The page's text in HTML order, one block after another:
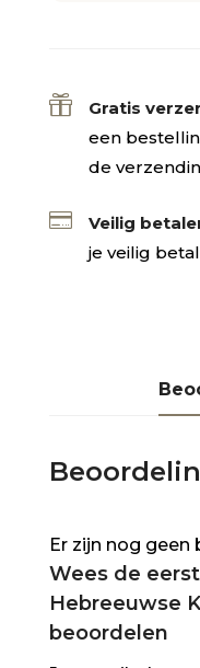
 Gratis
een
de
 Veilig
je veilig
Er zijn nog geen
Wees de
Hebreeuwse
beoordelen